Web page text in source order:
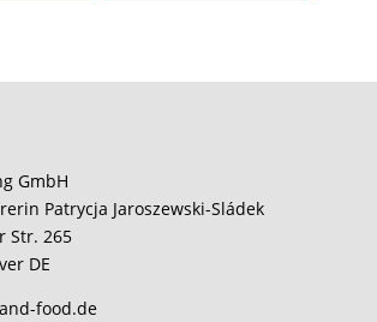
GmbH
Patrycja Jaroszewski-Sládek
Str. 265
DE
food.de